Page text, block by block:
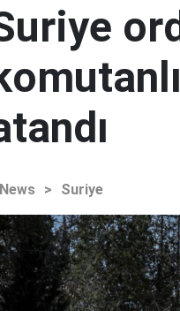
> Suriye